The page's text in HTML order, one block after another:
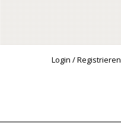
Login / Registrieren